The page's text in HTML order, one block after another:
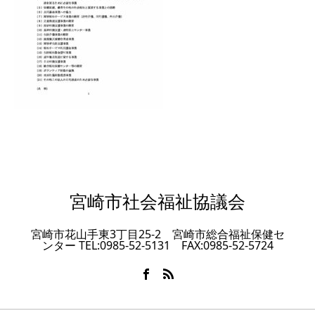
宮崎市社会福祉協議会
宮崎市花山手東3丁目25-2 宮崎市総合福祉保健セ
ンター TEL:0985-52-5131 FAX:0985-52-5724